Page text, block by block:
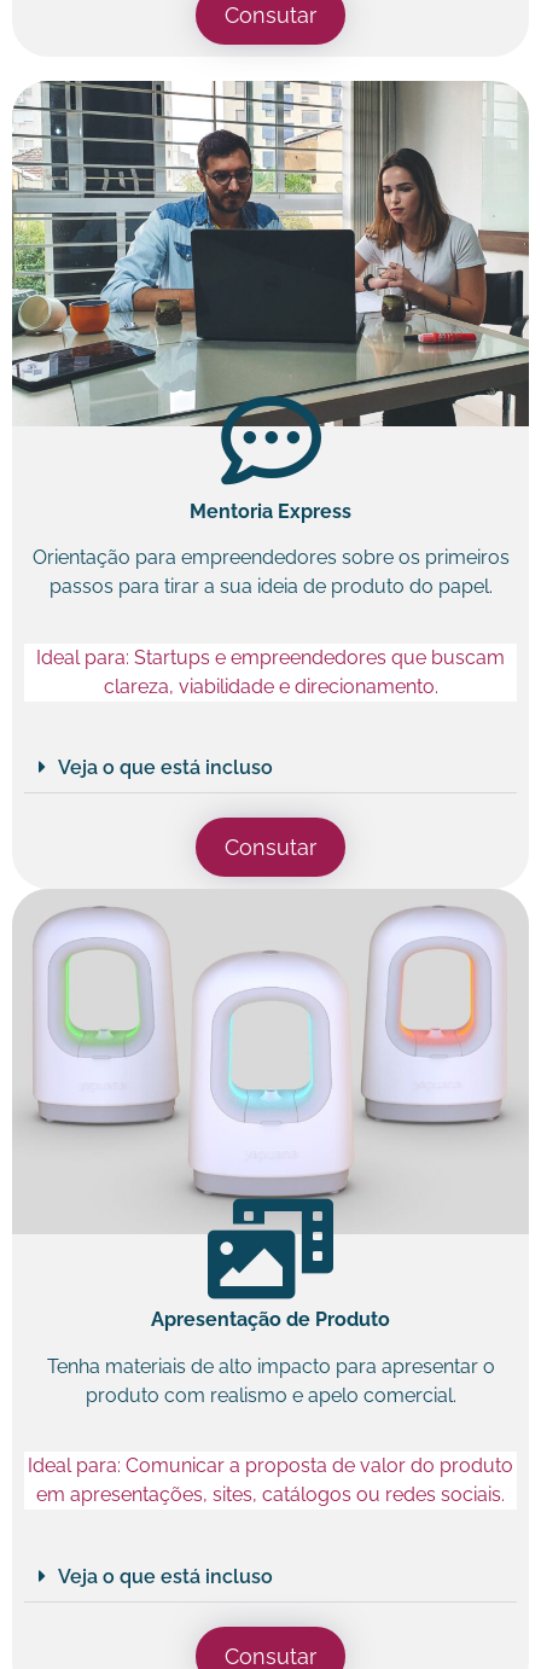
Consutar
Mentoria Express
Orientação para empreendedores sobre os primeiros
passos para tirar a sua ideia de produto do papel.
Ideal para: Startups e empreendedores que buscam
clareza, viabilidade e direcionamento.
Veja o que está incluso
Consutar
Apresentação de Produto
Tenha materiais de alto impacto para apresentar o
produto com realismo e apelo comercial.
Ideal para: Comunicar a proposta de valor do produto
em apresentações, sites, catálogos ou redes sociais.
Veja o que está incluso
Consutar